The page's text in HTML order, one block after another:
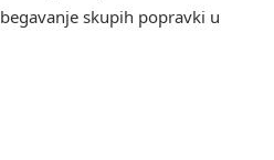
skupih popravki u